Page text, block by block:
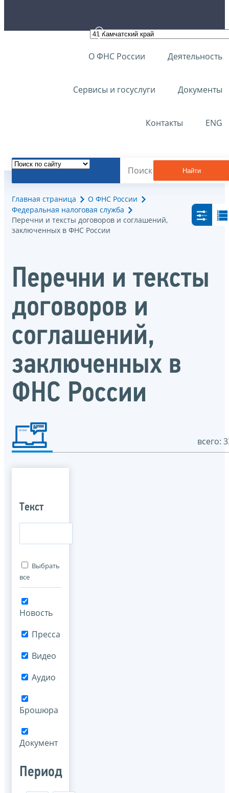
О ФНС России Деятельность
Сервисы и госуслуги Документы
Контакты ENG
Найти
Главная страница
О ФНС России
Федеральная налоговая служба
Перечни и тексты договоров и соглашений,
заключенных в ФНС России
Перечни и тексты
договоров и
соглашений,
заключенных в
ФНС России
всего:
Текст
Выбрать
все
Новость
Пресса
Видео
Аудио
Брошюра
Документ
Период